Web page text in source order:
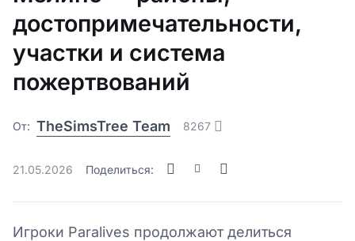
достопримечательности,
участки и система
пожертвований
От: TheSimsTree Team 8267
21.05.2026 Поделиться:
Игроки Paralives продолжают делиться